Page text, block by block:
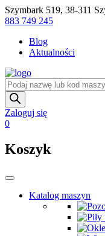
Skip
to
Szymbark 519, 38-311
883 749 245
Blog
Aktualności
Wyszukiwarka
produktów
Zaloguj się
0
Koszyk
Katalog maszyn